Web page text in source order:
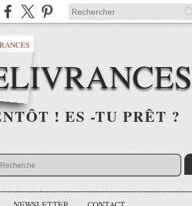
! ES -TU PRÊT ?